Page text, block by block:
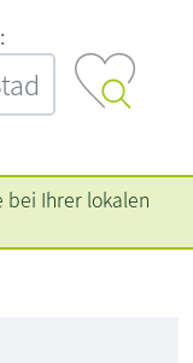
bei Ihrer lokalen